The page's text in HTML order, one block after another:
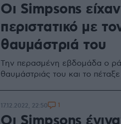
Οι Simpsons
περιστατικό με
θαυμάστριά του
Την περασμένη εβδομάδα ο
θαυμάστριάς του και το
17.12.2022, 22:50 1